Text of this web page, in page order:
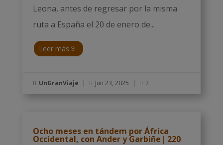
Leona, antes de regresar por la misma
ruta a España el 20 de enero de...
Leer más
 UnGranViaje |  Jun 23, 2025 |  2
Ocho meses en tándem por África
Occidental, con Ander y Garbiñe| 220